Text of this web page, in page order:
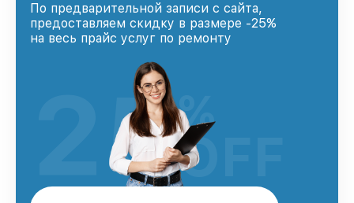
По предварительной записи с сайта,
предоставляем скидку в размере -25%
на весь прайс услуг по ремонту
25%
OFF